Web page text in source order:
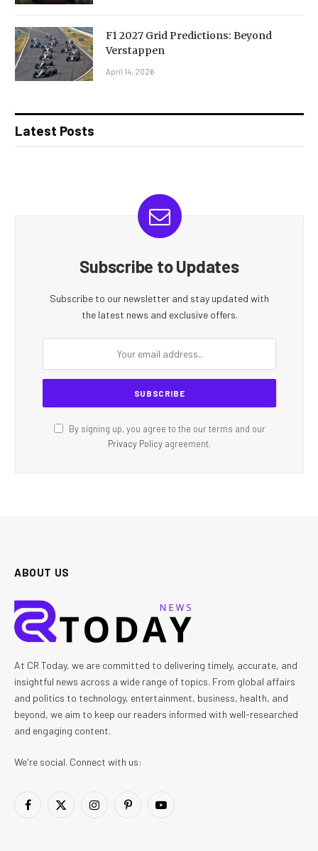
F1 2027 Grid Predictions: Beyond
Verstappen
April 14, 2026
Latest Posts
Subscribe to Updates
Subscribe to our newsletter and stay updated with
the latest news and exclusive offers.
By signing up, you agree to the our terms and our
Privacy Policy agreement.
ABOUT US
At CR Today, we are committed to delivering timely, accurate, and
insightful news across a wide range of topics. From global affairs
and politics to technology, entertainment, business, health, and
beyond, we aim to keep our readers informed with well-researched
and engaging content.
We're social. Connect with us:
Facebook
X
InstagramPinterestYouTube